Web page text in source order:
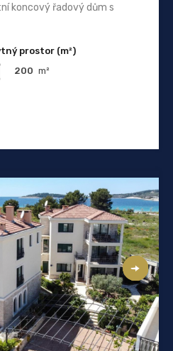
koncový řadový dům s
prostor (m²)
200 m²